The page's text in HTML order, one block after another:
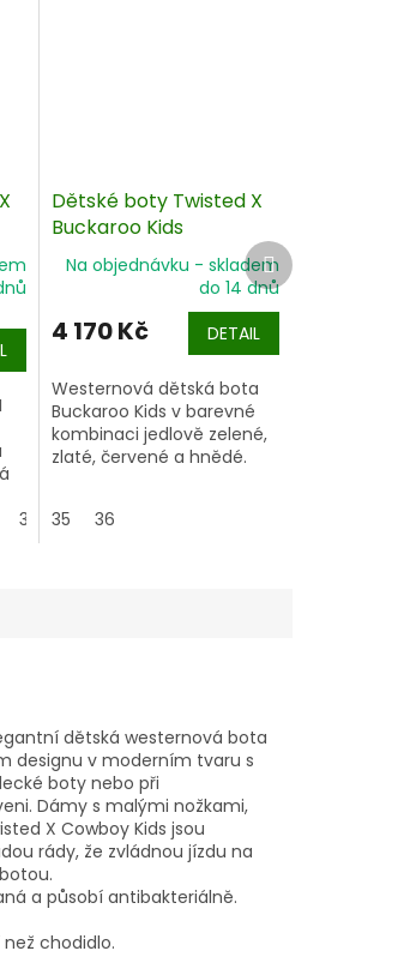
37 38
Dětské boty Twisted X
Buckaroo Kids
Na objednávku - skladem
do 14 dnů
4 170 Kč DETAIL
Westernová dětská bota
Buckaroo Kids v barevné
kombinaci jedlově zelené,
zlaté, červené a hnědé.
ji dodává
35 36
Další
produkt
dětská westernová bota
designu v moderním tvaru s
boty nebo při
Dámy s malými nožkami,
X Cowboy Kids jsou
rády, že zvládnou jízdu na
a působí antibakteriálně.
chodidlo.